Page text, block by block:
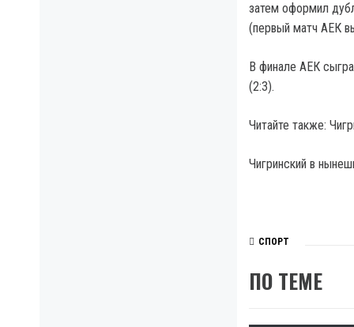
затем оформил
(первый матч АЕК
В финале АЕК
(2:3).
Читайте также:
Чигринский в
СПОРТ
ПО ТЕМЕ